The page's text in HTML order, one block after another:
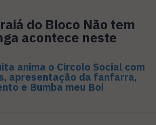
do Bloco Não tem
acontece neste
anima o Circolo Social com
apresentação da fanfarra,
e Bumba meu Boi